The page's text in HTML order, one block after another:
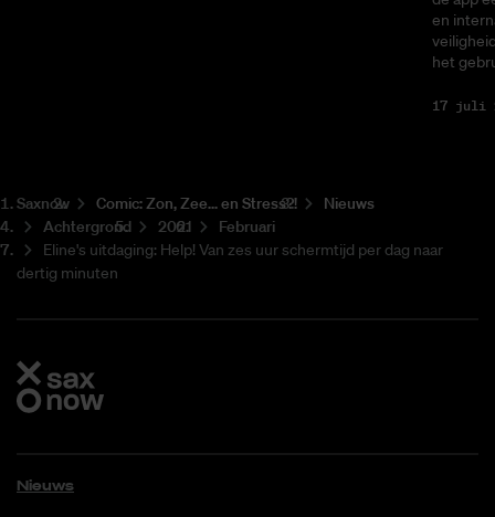
en
het
17 juli
Saxnow Co­mic: Zon, Zee... en Stress?!
Nieuws
Achtergrond
2021
Februari
Eline's uitdaging: Help! Van zes uur schermtijd per dag naar
dertig minuten
Nieuws